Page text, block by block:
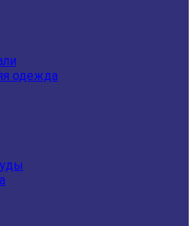
одежда